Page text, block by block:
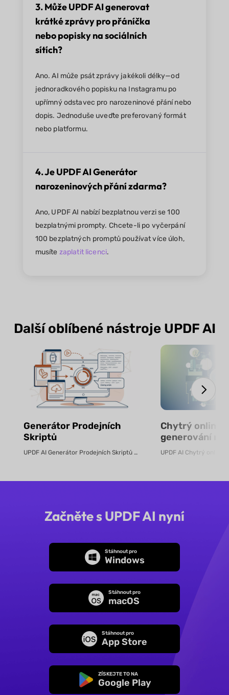
3. Může UPDF AI generovat
krátké zprávy pro přáníčka
nebo popisky na sociálních
sítích?
Ano. AI může psát zprávy jakékoli délky—od
jednoradkového popisku na Instagramu po
upřímný odstavec pro narozeninové přání nebo
dopis. Jednoduše uveďte preferovaný formát
nebo platformu.
4. Je UPDF AI Generátor
narozeninových přání zdarma?
Ano, UPDF AI nabízí bezplatnou verzi se 100
bezplatnými prompty. Chcete-li po vyčerpání
100 bezplatných promptů používat více úloh,
musíte zaplatit licenci.
Další oblíbené nástroje UPDF AI
Generátor Prodejních
Skriptů
UPDF AI Generátor Prodejních Skriptů UPDF AI převádí produktové PDF...
Chytrý online
generování
pomocí AI –
Začněte s UPDF AI nyní
Stáhnout pro
Windows
Stáhnout pro
macOS
Stáhnout pro
App Store
ZÍSKEJTE TO NA
Google Play